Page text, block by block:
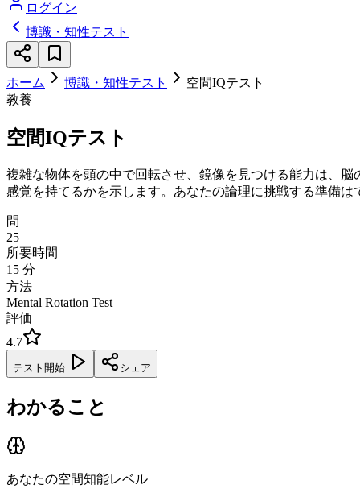
ログイン
博識・知性テスト
ホーム 博識・知性テスト
空間IQテスト
教養
空間IQテスト
複雑な物体を頭の中で回転させ、鏡像を見つける能力は、
感覚を持てるかを示します。あなたの論理に挑戦する準備は
問
25
所要時間
15 分
方法
Mental Rotation Test
評価
4.7
テスト開始 シェア
わかること
あなたの空間知能レベル